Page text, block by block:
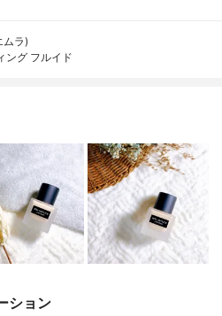
ムラ)
ング フルイド
ション